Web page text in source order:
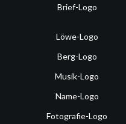
Brief-Logo
Löwe-Logo
Berg-Logo
Musik-Logo
Name-Logo
Fotografie-Logo